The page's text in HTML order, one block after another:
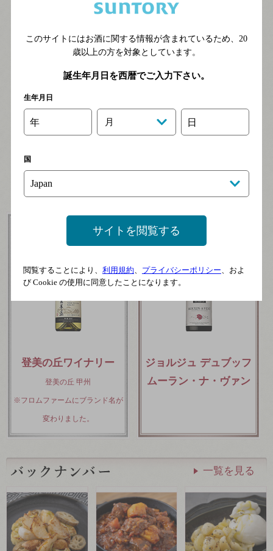
※フロムファームにブランド名が変
登美の丘ワイナリー
登美の丘 甲州
※フロムファームにブランド名が
変わりました。
ジョルジュ デュブッフ
ムーラン・ナ・ヴァン
一覧を見る
このサイトにはお酒に関する情報が含まれているため、 20
歳以上の方を対象としています。
誕生年月日を西暦でご入力下さい。
生年月日
年 月 日
国
サイトを閲覧する
閲覧することにより、 利用規約 プライバシーポリシー 、およ
び Cookie の使用に同意したことになります。